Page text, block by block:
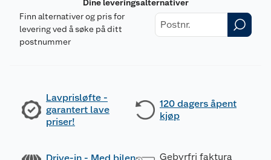
Dine leveringsalternativer
Finn alternativer og pris for
levering ved å søke på ditt
postnummer
Lavprisløfte -
garantert lave
priser!
120 dagers åpent
kjøp
Drive-in - Med bilen Gebyrfri faktura